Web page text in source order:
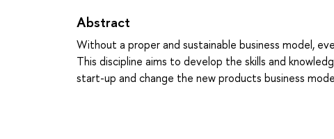
Abstract
Without a proper and sustainable business model,
This discipline aims to develop the skills and
start-up and change the new products business